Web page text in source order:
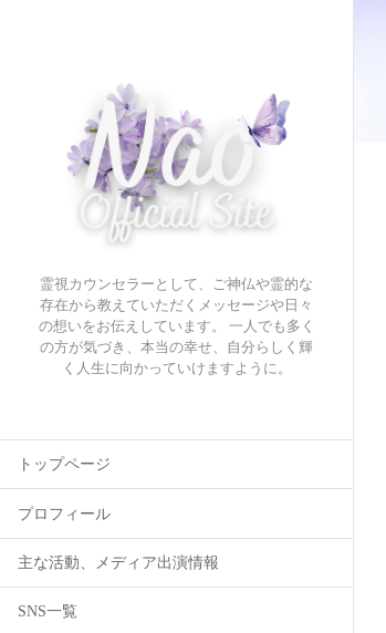
霊視カウンセラーとして、ご神仏や霊的な
存在から教えていただくメッセージや日々
の想いをお伝えしています。 一人でも多く
の方が気づき、本当の幸せ、自分らしく輝
く人生に向かっていけますように。
トップページ
プロフィール
主な活動、メディア出演情報
SNS一覧